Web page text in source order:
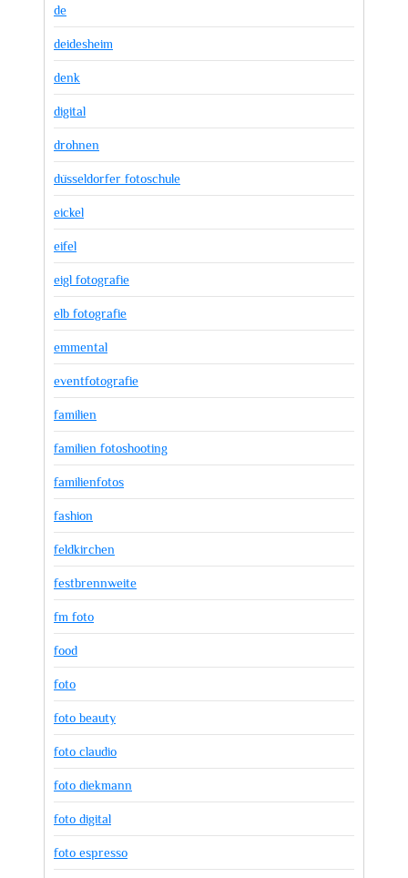
de
deidesheim
denk
digital
drohnen
düsseldorfer fotoschule
eickel
eifel
eigl fotografie
elb fotografie
emmental
eventfotografie
familien
familien fotoshooting
familienfotos
fashion
feldkirchen
festbrennweite
fm foto
food
foto
foto beauty
foto claudio
foto diekmann
foto digital
foto espresso